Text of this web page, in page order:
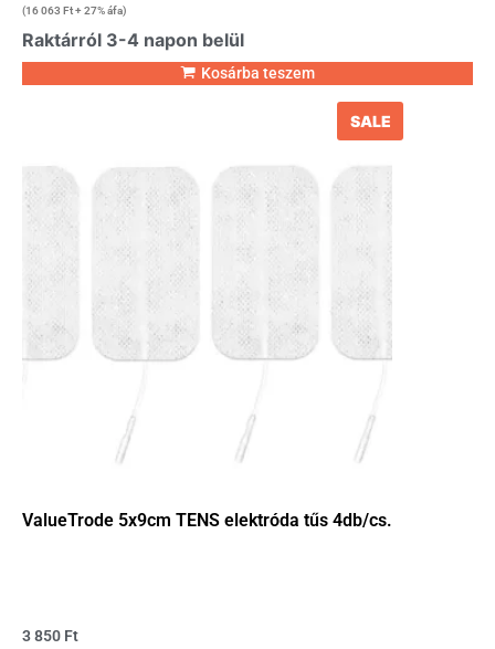
(16 063 Ft+ 27% áfa)
Raktárról 3-4 napon belül
Kosárba teszem
SALE
ValueTrode 5x9cm TENS elektróda tűs 4db/cs.
3 850 Ft